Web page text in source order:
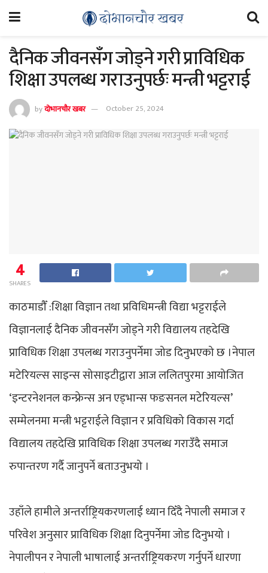
दैनिक जीवनसँग जोड्ने गरी प्राविधिक
शिक्षा उपलब्ध गराउनुपर्छः मन्त्री भट्टराई
byदोभानचौर खबर October 25, 2024
4
SHARES
काठमाडौँ :शिक्षा विज्ञान तथा प्रविधिमन्त्री विद्या भट्टराईले
विज्ञानलाई दैनिक जीवनसँग जोड्ने गरी विद्यालय तहदेखि
प्राविधिक शिक्षा उपलब्ध गराउनुपर्नेमा जोड दिनुभएको छ ।नेपाल
मटेरियल्स साइन्स सोसाइटीद्वारा आज ललितपुरमा आयोजित
‘इन्टरनेशनल कन्फ्रेन्स अन एड्भान्स फङसनल मटेरियल्स’
सम्मेलनमा मन्त्री भट्टराईले विज्ञान र प्रविधिको विकास गर्दा
विद्यालय तहदेखि प्राविधिक शिक्षा उपलब्ध गराउँदै समाज
रुपान्तरण गर्दै जानुपर्ने बताउनुभयो ।
उहाँले हामीले अन्तर्राष्ट्रियकरणलाई ध्यान दिँदै नेपाली समाज र
परिवेश अनुसार प्राविधिक शिक्षा दिनुपर्नेमा जोड दिनुभयो ।
नेपालीपन र नेपाली भाषालाई अन्तर्राष्ट्रियकरण गर्नुपर्ने धारणा